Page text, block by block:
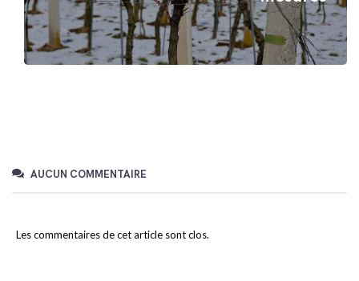
AUCUN COMMENTAIRE
Les commentaires de cet article sont clos.